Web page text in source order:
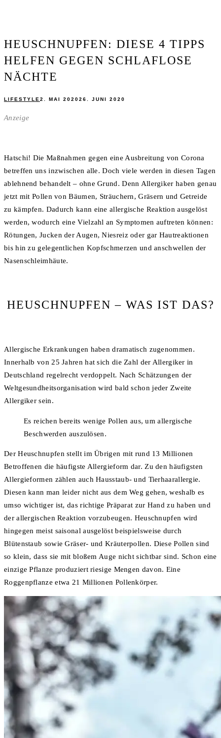
HEUSCHNUPFEN: DIESE 4 TIPPS
HELFEN GEGEN SCHLAFLOSE
NÄCHTE
LIFESTYLE 2. MAI 202026. JUNI 2020
Anzeige
Hatschi! Die Maßnahmen gegen eine Ausbreitung von Corona
betreffen uns inzwischen alle. Doch viele werden in diesen Tagen
ablehnend behandelt – ohne Grund. Denn Allergiker haben genau
jetzt mit Pollen von Bäumen, Sträuchern, Gräsern und Getreide
zu kämpfen. Dadurch kann eine allergische Reaktion ausgelöst
werden, wodurch eine Vielzahl an Symptomen auftreten können:
Rötungen, Jucken der Augen, Niesreiz oder gar Hautreaktionen
bis hin zu gelegentlichen Kopfschmerzen und anschwellen der
Nasenschleimhäute.
HEUSCHNUPFEN – WAS IST DAS?
Allergische Erkrankungen haben dramatisch zugenommen.
Innerhalb von 25 Jahren hat sich die Zahl der Allergiker in
Deutschland regelrecht verdoppelt. Nach Schätzungen der
Weltgesundheitsorganisation wird bald schon jeder Zweite
Allergiker sein.
Es reichen bereits wenige Pollen aus, um allergische
Beschwerden auszulösen.
Der Heuschnupfen stellt im Übrigen mit rund 13 Millionen
Betroffenen die häufigste Allergieform dar. Zu den häufigsten
Allergieformen zählen auch Hausstaub- und Tierhaarallergie.
Diesen kann man leider nicht aus dem Weg gehen, weshalb es
umso wichtiger ist, das richtige Präparat zur Hand zu haben und
der allergischen Reaktion vorzubeugen. Heuschnupfen wird
hingegen meist saisonal ausgelöst beispielsweise durch
Blütenstaub sowie Gräser- und Kräuterpollen. Diese Pollen sind
so klein, dass sie mit bloßem Auge nicht sichtbar sind. Schon eine
einzige Pflanze produziert riesige Mengen davon. Eine
Roggenpflanze etwa 21 Millionen Pollenkörper.